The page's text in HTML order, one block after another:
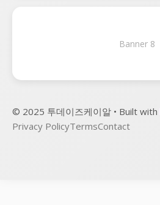
Banner 8
© 2025 투데이즈케이알 • Built with
Privacy PolicyTermsContact